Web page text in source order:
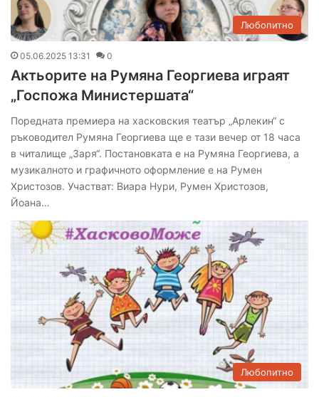
Любопитно
05.06.2025 13:31 0
Актьорите на Румяна Георгиева играят
„Госпожа Министершата“
Поредната премиера на хасковския театър „Арлекин“ с
ръководител Румяна Георгиева ще е тази вечер от 18 часа
в читалище „Заря“. Постановката е на Румяна Георгиева, а
музикалното и графичното оформление е на Румен
Христозов. Участват: Виара Нури, Румен Христозов,
Йоана…
Любопитно